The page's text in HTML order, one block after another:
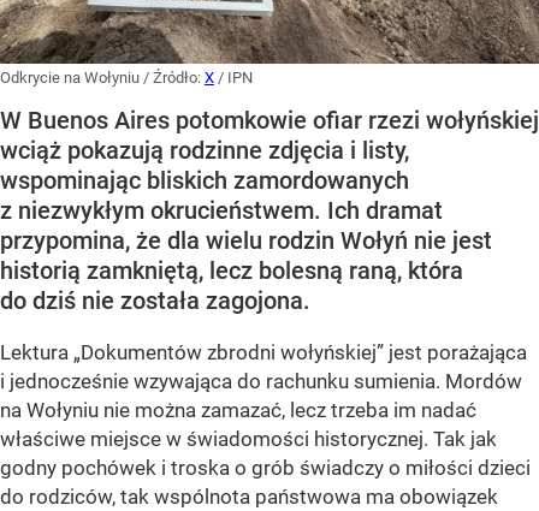
Odkrycie na Wołyniu / Źródło: X / IPN
W Buenos Aires potomkowie ofiar rzezi wołyńskiej
wciąż pokazują rodzinne zdjęcia i listy,
wspominając bliskich zamordowanych
z niezwykłym okrucieństwem. Ich dramat
przypomina, że dla wielu rodzin Wołyń nie jest
historią zamkniętą, lecz bolesną raną, która
do dziś nie została zagojona.
Lektura „Dokumentów zbrodni wołyńskiej” jest porażająca
i jednocześnie wzywająca do rachunku sumienia. Mordów
na Wołyniu nie można zamazać, lecz trzeba im nadać
właściwe miejsce w świadomości historycznej. Tak jak
godny pochówek i troska o grób świadczy o miłości dzieci
do rodziców, tak wspólnota państwowa ma obowiązek